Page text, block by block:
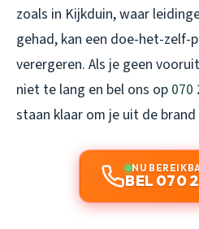
zoals in Kijkduin, waar
gehad, kan een doe-het-zelf-
verergeren. Als je geen
niet te lang en bel ons op 070
staan klaar om je uit de
NU
BEL 070